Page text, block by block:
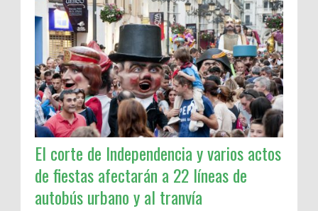
El corte de Independencia y varios actos
de fiestas afectarán a 22 líneas de
autobús urbano y al tranvía